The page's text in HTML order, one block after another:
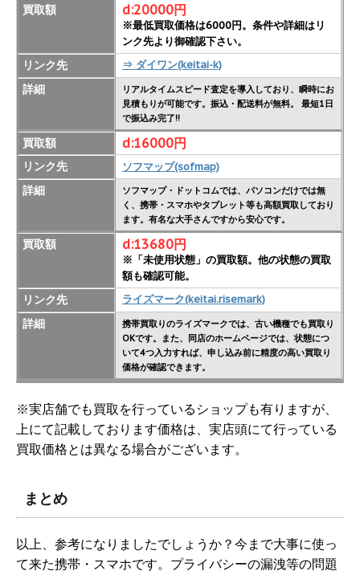
買取額 d:20000円
※最低買取価格は6000円。条件や詳細はリ
ンク先より御確認下さい。
リンク先 ⇒ ダイワン(keitai-k)
詳細
リアルタイムスピード査定を導入しており、瞬時にお
見積もりが可能です。振込・配送料が無料。 最短1日
で振込み完了!!
買取額 d:16000円
リンク先 ソフマップ(sofmap)
詳細
ソフマップ・ドットコムでは、パソコンだけでは無
く、携帯・スマホやタブレット等も高額買取しており
ます。有名な大手さんですから安心です。
買取額 d:13680円
※「未使用状態」の買取額。他の状態の買取
額も確認可能。
リンク先 ライズマーク(keitai.risemark)
詳細
携帯買取りのライズマークでは、古い機種でも買取り
OKです。また、同店のホームページでは、状態につ
いて4つ入力すれば、申し込み前に精度の高い買取り
価格が確認できます。
※実店舗でも買取を行っているショップも有りますが、
上にて記載しております価格は、実店頭にて行っている
買取価格とは異なる場合がございます。
まとめ
以上、参考になりましたでしょうか？今まで大事に使っ
て来た携帯・スマホです。プライバシーの漏洩等の問題